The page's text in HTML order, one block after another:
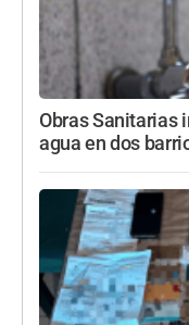
Obras Sanitarias
agua en dos